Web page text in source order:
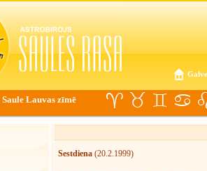
Saule Lauvas zīmē
Sestdiena (20.2.1999)